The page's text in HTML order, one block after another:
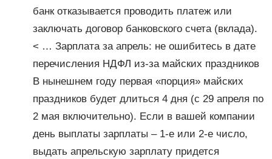
банк отказывается проводить платеж или
заключать договор банковского счета (вклада).
< … Зарплата за апрель: не ошибитесь в дате
перечисления НДФЛ из-за майских праздников
В нынешнем году первая «порция» майских
праздников будет длиться 4 дня (с 29 апреля по
2 мая включительно). Если в вашей компании
день выплаты зарплаты – 1-е или 2-е число,
выдать апрельскую зарплату придется